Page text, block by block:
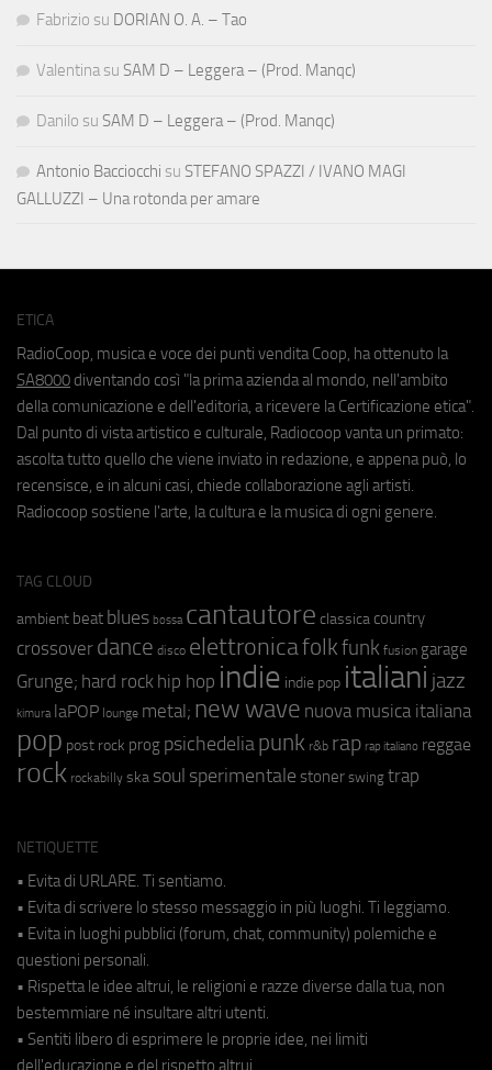
Fabrizio su DORIAN O. A. – Tao
Valentina su SAM D – Leggera – (Prod. Manqc)
Danilo su SAM D – Leggera – (Prod. Manqc)
Antonio Bacciocchi su STEFANO SPAZZI / IVANO MAGI
GALLUZZI – Una rotonda per amare
ETICA
RadioCoop, musica e voce dei punti vendita Coop, ha ottenuto la
SA8000 diventando così "la prima azienda al mondo, nell'ambito
della comunicazione e dell'editoria, a ricevere la Certificazione etica".
Dal punto di vista artistico e culturale, Radiocoop vanta un primato:
ascolta tutto quello che viene inviato in redazione, e appena può, lo
recensisce, e in alcuni casi, chiede collaborazione agli artisti.
Radiocoop sostiene l'arte, la cultura e la musica di ogni genere.
TAG CLOUD
ambient beat blues bossa cantautore classica country
crossover dance disco elettronicafolkfunk fusion garage
Grunge; hard rock hip hop indie indie pop italiani jazz
kimura laPOP lounge metal; new wave nuova musica italiana
pop post rock prog psichedeliapunk r&b rap rap italiano reggae
rock rockabilly ska soul sperimentale stoner swing trap
NETIQUETTE
• Evita di URLARE. Ti sentiamo.
• Evita di scrivere lo stesso messaggio in più luoghi. Ti leggiamo.
• Evita in luoghi pubblici (forum, chat, community) polemiche e
questioni personali.
• Rispetta le idee altrui, le religioni e razze diverse dalla tua, non
bestemmiare né insultare altri utenti.
• Sentiti libero di esprimere le proprie idee, nei limiti
dell'educazione e del rispetto altrui.